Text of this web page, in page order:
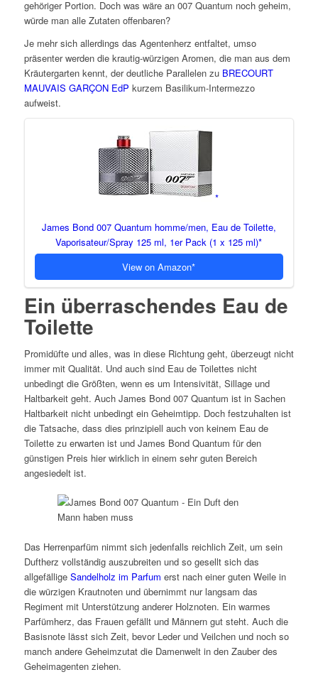
gehöriger Portion. Doch was wäre an 007 Quantum noch geheim,
würde man alle Zutaten offenbaren?
Je mehr sich allerdings das Agentenherz entfaltet, umso
präsenter werden die krautig-würzigen Aromen, die man aus dem
Kräutergarten kennt, der deutliche Parallelen zu BRECOURT
MAUVAIS GARÇON EdP kurzem Basilikum-Intermezzo
aufweist.
James Bond 007 Quantum homme/men, Eau de Toilette,
Vaporisateur/Spray 125 ml, 1er Pack (1 x 125 ml)
View on Amazon
Ein überraschendes Eau de
Toilette
Promidüfte und alles, was in diese Richtung geht, überzeugt nicht
immer mit Qualität. Und auch sind Eau de Toilettes nicht
unbedingt die Größten, wenn es um Intensivität, Sillage und
Haltbarkeit geht. Auch James Bond 007 Quantum ist in Sachen
Haltbarkeit nicht unbedingt ein Geheimtipp. Doch festzuhalten ist
die Tatsache, dass dies prinzipiell auch von keinem Eau de
Toilette zu erwarten ist und James Bond Quantum für den
günstigen Preis hier wirklich in einem sehr guten Bereich
angesiedelt ist.
Das Herrenparfüm nimmt sich jedenfalls reichlich Zeit, um sein
Duftherz vollständig auszubreiten und so gesellt sich das
allgefällige Sandelholz im Parfum erst nach einer guten Weile in
die würzigen Krautnoten und übernimmt nur langsam das
Regiment mit Unterstützung anderer Holznoten. Ein warmes
Parfümherz, das Frauen gefällt und Männern gut steht. Auch die
Basisnote lässt sich Zeit, bevor Leder und Veilchen und noch so
manch andere Geheimzutat die Damenwelt in den Zauber des
Geheimagenten ziehen.